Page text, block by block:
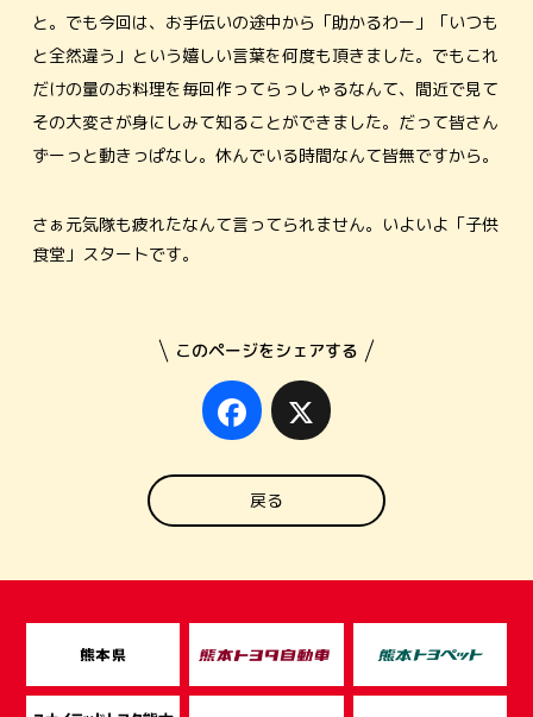
と。でも今回は、お手伝いの途中から「助かるわー」「いつも
と全然違う」という嬉しい言葉を何度も頂きました。でもこれ
だけの量のお料理を毎回作ってらっしゃるなんて、間近で見て
その大変さが身にしみて知ることができました。だって皆さん
ずーっと動きっぱなし。休んでいる時間なんて皆無ですから。
さぁ元気隊も疲れたなんて言ってられません。いよいよ「子供
食堂」スタートです。
このページをシェアする
Facebook
戻る